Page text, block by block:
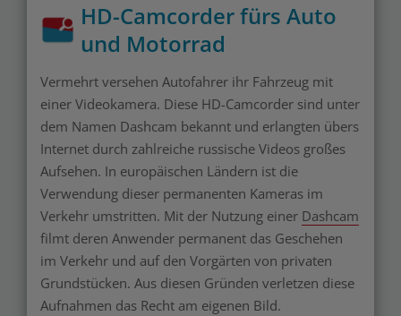
HD-Camcorder fürs Auto
und Motorrad
Vermehrt versehen Autofahrer ihr Fahrzeug mit
einer Videokamera. Diese HD-Camcorder sind unter
dem Namen Dashcam bekannt und erlangten übers
Internet durch zahlreiche russische Videos großes
Aufsehen. In europäischen Ländern ist die
Verwendung dieser permanenten Kameras im
Verkehr umstritten. Mit der Nutzung einer Dashcam
filmt deren Anwender permanent das Geschehen
im Verkehr und auf den Vorgärten von privaten
Grundstücken. Aus diesen Gründen verletzen diese
Aufnahmen das Recht am eigenen Bild.